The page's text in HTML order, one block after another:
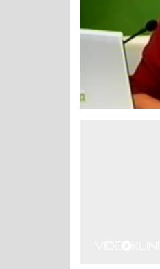
Némítás
kikapcsolva